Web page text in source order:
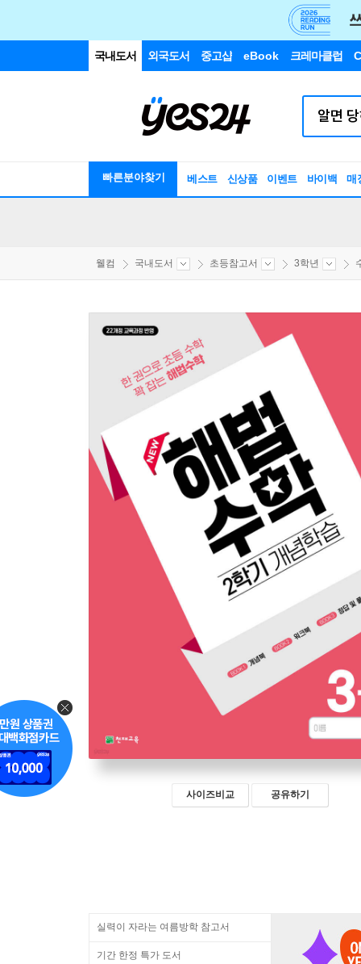
국내도서 외국도서 중고샵 eBook 크레마클럽
빠른분야찾기 베스트 신상품 이벤트 바이백 매
웰컴 국내도서 초등참고서 3학년
사이즈비교 공유하기
실력이 자라는 여름방학 참고서
기간 한정 특가 도서